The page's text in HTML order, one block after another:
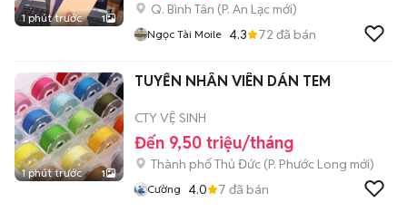
1 phút trước 1
Q. Bình Tân (P. An Lạc mới)
Ngọc Tài Moile 4.3 72 đã bán
1 phút trước 1
TUYỂN NHÂN VIÊN DÁN TEM
CTY VỆ SINH
Đến 9,50 triệu/tháng
Thành phố Thủ Đức (P. Phước Long mới)
Cường 4.0 7 đã bán